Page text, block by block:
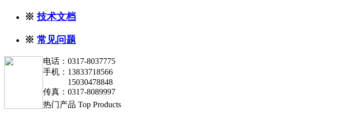
※技术文档
※ 常见问题
电话：0317-8037775
手机：13833718566
15030478848
传真：0317-8089997
热门产品 Top Products